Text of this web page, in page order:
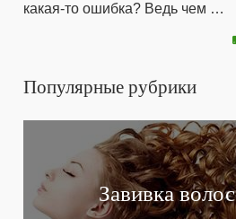
какая-то ошибка? Ведь чем …
Популярные рубрики
Завивка волос